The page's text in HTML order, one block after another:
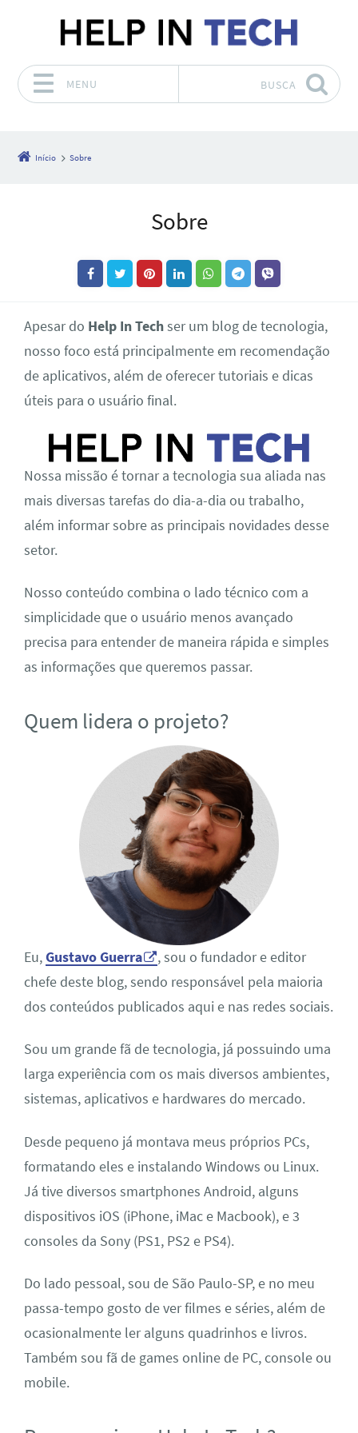
MENU BUSCA
Início Sobre
Sobre
Apesar do Help In Techser um blog de tecnologia,
nosso foco está principalmente em recomendação
de aplicativos, além de oferecer tutoriais e dicas
úteis para o usuário final.
Nossa missão é tornar a tecnologia sua aliada nas
mais diversas tarefas do dia-a-dia ou trabalho,
além informar sobre as principais novidades desse
setor.
Nosso conteúdo combina o lado técnico com a
simplicidade que o usuário menos avançado
precisa para entender de maneira rápida e simples
as informações que queremos passar.
Quem lidera o projeto?
Eu,Gustavo Guerra
, sou o fundador e editor
chefe deste blog, sendo responsável pela maioria
dos conteúdos publicados aqui e nas redes sociais.
Sou um grande fã de tecnologia, já possuindo uma
larga experiência com os mais diversos ambientes,
sistemas, aplicativos e hardwares do mercado.
Desde pequeno já montava meus próprios PCs,
formatando eles e instalando Windows ou Linux.
Já tive diversos smartphones Android, alguns
dispositivos iOS (iPhone, iMac e Macbook), e 3
consoles da Sony (PS1, PS2 e PS4).
Do lado pessoal, sou de São Paulo-SP, e no meu
passa-tempo gosto de ver filmes e séries, além de
ocasionalmente ler alguns quadrinhos e livros.
Também sou fã de games online de PC, console ou
mobile.